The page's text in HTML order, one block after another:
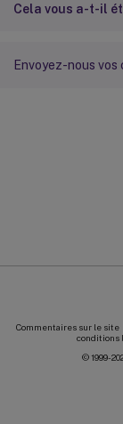
Cela vous a-t-il
Envoyez-nous vos
Commentaires sur le site
conditions
© 1999-